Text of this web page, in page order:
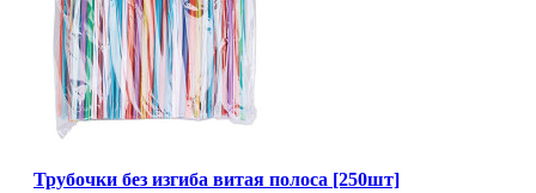
Трубочки без изгиба витая полоса [250шт]